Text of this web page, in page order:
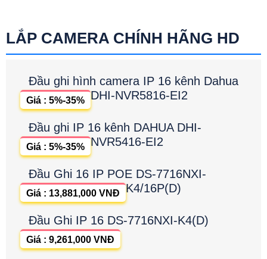
LẮP CAMERA CHÍNH HÃNG HD
Đầu ghi hình camera IP 16 kênh Dahua
DHI-NVR5816-EI2
Giá : 5%-35%
Đầu ghi IP 16 kênh DAHUA DHI-
NVR5416-EI2
Giá : 5%-35%
Đầu Ghi 16 IP POE DS-7716NXI-
K4/16P(D)
Giá : 13,881,000 VNĐ
Đầu Ghi IP 16 DS-7716NXI-K4(D)
Giá : 9,261,000 VNĐ